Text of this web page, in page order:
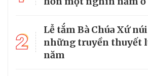
2
Lễ tắm Bà Chúa Xứ
những truyền thuyết
năm